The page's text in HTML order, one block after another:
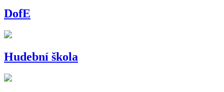
DofE
Hudební škola